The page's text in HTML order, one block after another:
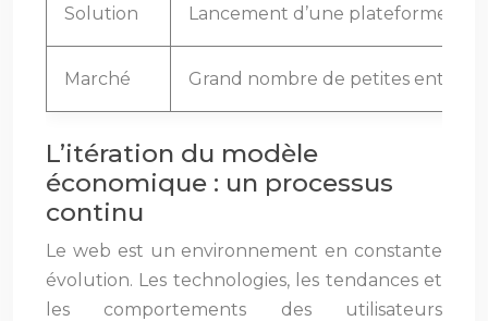
Solution Lancement d’une plateforme
Marché Grand nombre de petites
L’itération du modèle
économique : un processus
continu
Le web est un environnement en constante
évolution. Les technologies, les tendances et
les comportements des utilisateurs